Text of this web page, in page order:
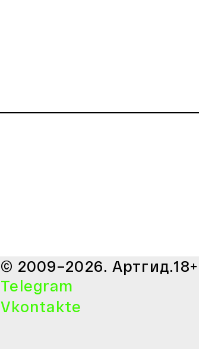
© 2009–2026. Артгид.18+
Telegram
Vkontakte